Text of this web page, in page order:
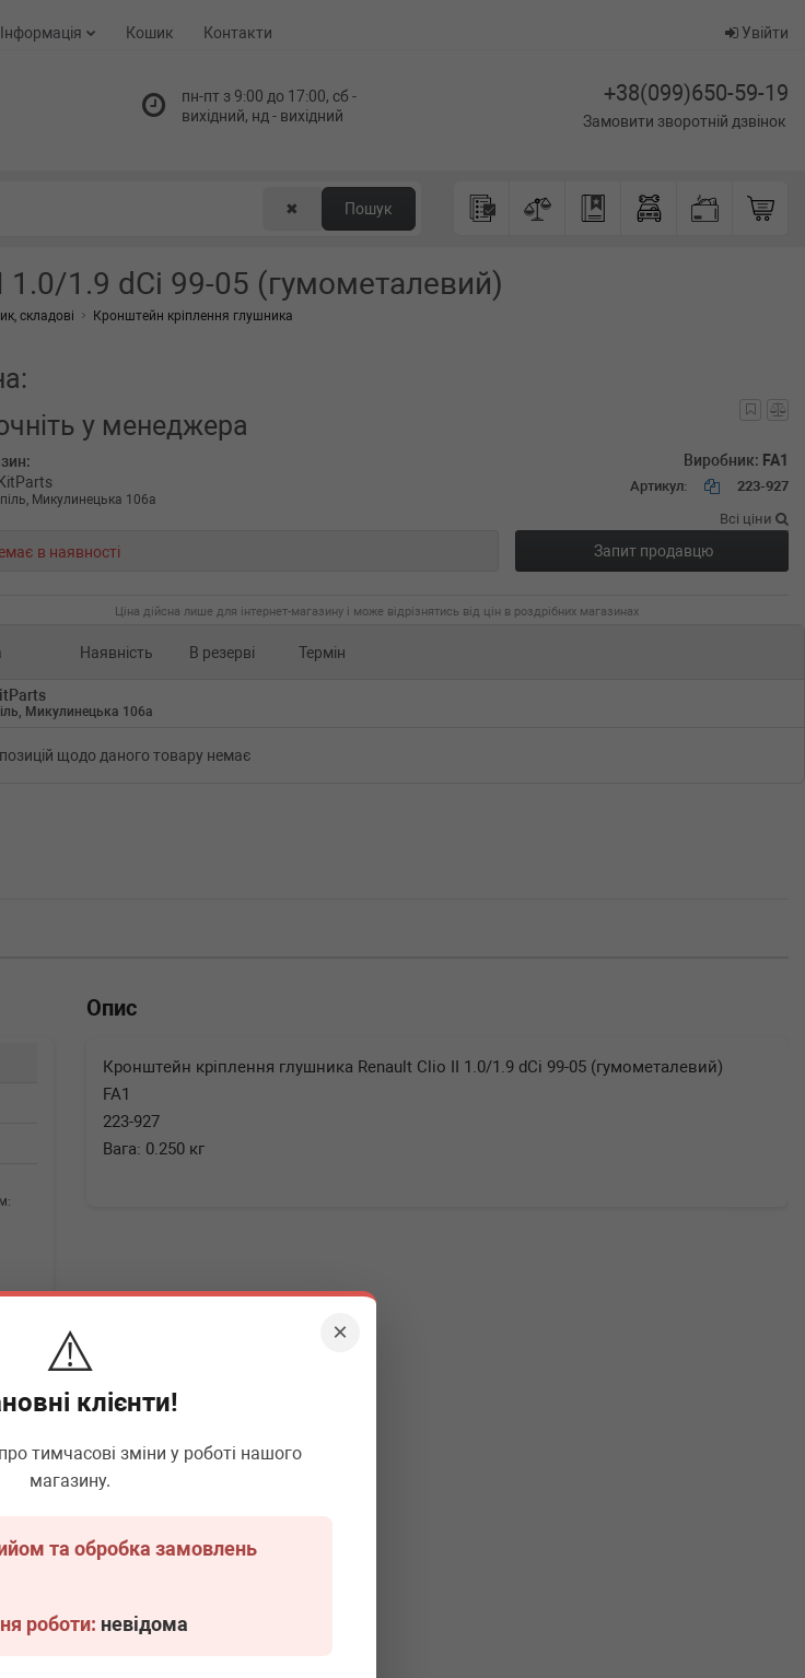
×
⚠️
клієнти!
тимчасові зміни у роботі нашого
магазину.
та обробка замовлень
роботи: невідома
Інформація Кошик Контакти Увійти
пн-пт з 9:00 до 17:00, сб -
вихідний, нд - вихідний
+38(099)650-59-19
Замовити зворотній дзвінок
✖ Пошук
1.0/1.9 dCi 99-05 (гумометалевий)
складові
Кронштейн кріплення глушника
у менеджера
Микулинецька 106а
Виробник: FA1
Артикул: 223-927
Всі ціни
в наявності Запит продавцю
Ціна дійсна лише для інтернет-магазину і може відрізнятись від цін в роздрібних магазинах
Наявність В резерві Термін
Микулинецька 106а
щодо даного товару немає
▶
Опис
Кронштейн кріплення глушника Renault Clio II 1.0/1.9 dCi 99-05 (гумометалевий)
FA1
223-927
Вага: 0.250 кг